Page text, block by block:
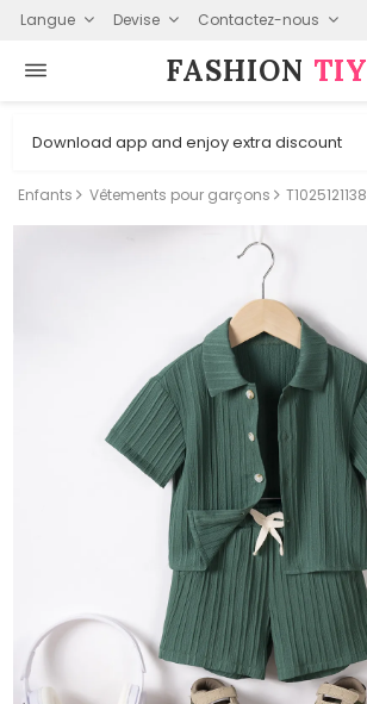
Langue Devise Contactez-nous
FASHION⁠ TIY
Download app and enjoy extra discount
Enfants Vêtements pour garçons T1025121138